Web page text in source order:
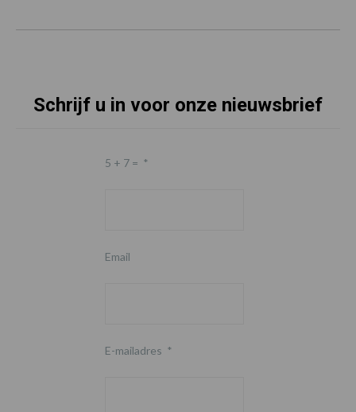
Schrijf u in voor onze nieuwsbrief
5 + 7 = *
Email
E-mailadres *